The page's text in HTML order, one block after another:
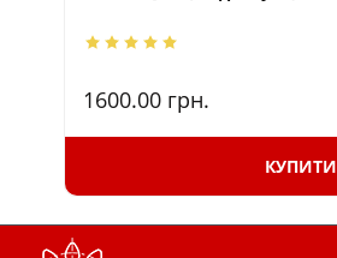
1600.00 грн.
КУПИТИ